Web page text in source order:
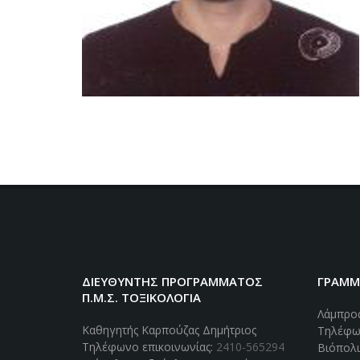
ΔΙΕΥΘΥΝΤΗΣ ΠΡΟΓΡΑΜΜΑΤΟΣ
Π.Μ.Σ. ΤΟΞΙΚΟΛΟΓΊΑ
Καθηγητής Καρπούζας Δημήτριος
Τηλέφωνο επικοινωνίας: 2410-565294